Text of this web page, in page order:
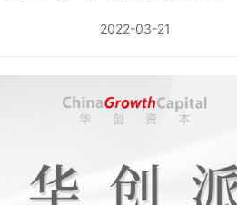
2022-03-21